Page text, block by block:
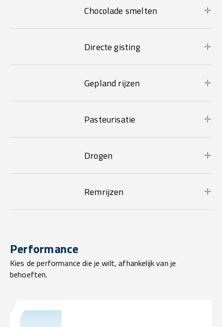
Chocolade smelten
Directe gisting
Gepland rijzen
Pasteurisatie
Drogen
Remrijzen
Performance
Kies de performance die je wilt, afhankelijk van je
behoeften.